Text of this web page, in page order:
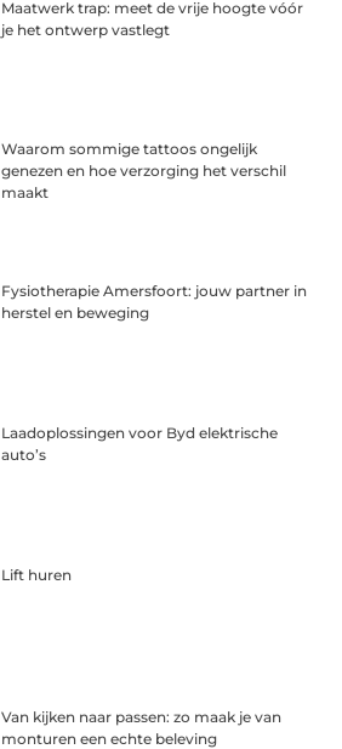
Maatwerk trap: meet de vrije hoogte vóór
je het ontwerp vastlegt
Waarom sommige tattoos ongelijk
genezen en hoe verzorging het verschil
maakt
Fysiotherapie Amersfoort: jouw partner in
herstel en beweging
Laadoplossingen voor Byd elektrische
auto’s
Lift huren
Van kijken naar passen: zo maak je van
monturen een echte beleving